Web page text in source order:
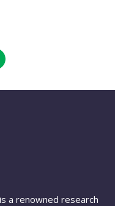
a renowned research